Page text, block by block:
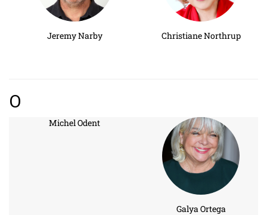
Jeremy Narby Christiane Northrup
O
Michel Odent
Galya Ortega